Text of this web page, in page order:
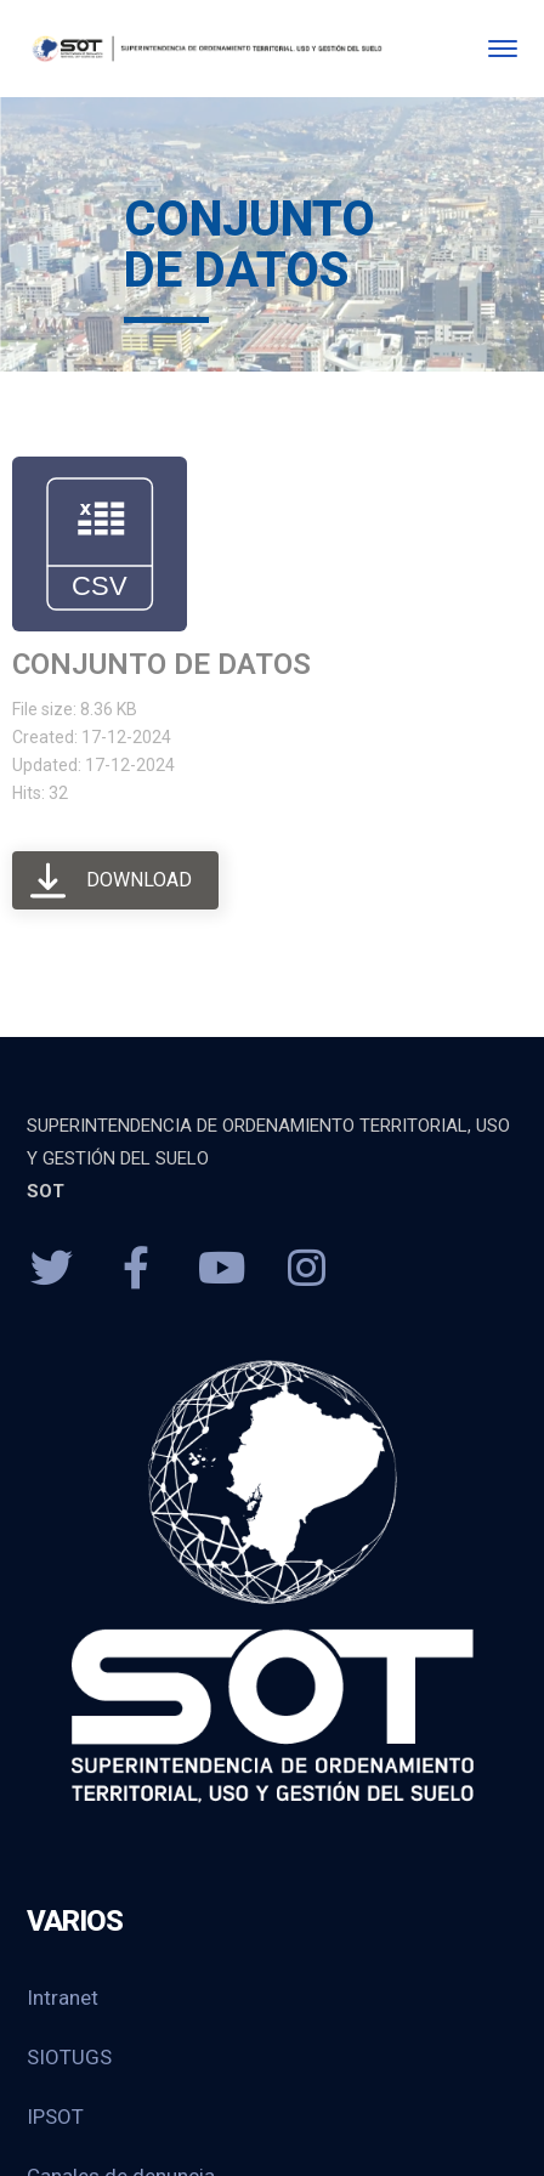
CONJUNTO
DE DATOS
CONJUNTO DE DATOS
File size: 8.36 KB
Created: 17-12-2024
Updated: 17-12-2024
Hits: 32
DOWNLOAD
SUPERINTENDENCIA DE ORDENAMIENTO TERRITORIAL, USO
Y GESTIÓN DEL SUELO
SOT
VARIOS
Intranet
SIOTUGS
IPSOT